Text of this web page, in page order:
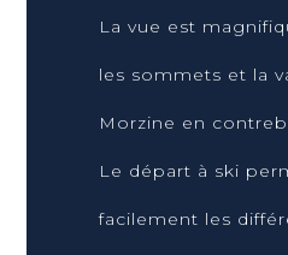
La vue est
les sommets et la
Morzine en
Le départ à ski
facilement les